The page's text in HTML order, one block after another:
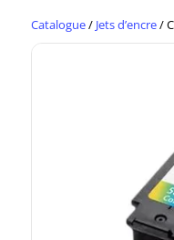
Catalogue/ Jets d’encre/